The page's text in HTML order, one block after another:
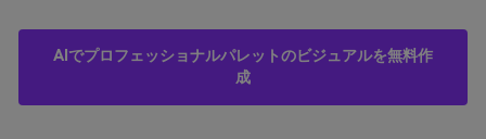
AIでプロフェッショナルパレットのビジュアルを無料作
成